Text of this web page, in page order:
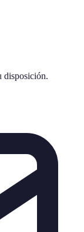
disposición.